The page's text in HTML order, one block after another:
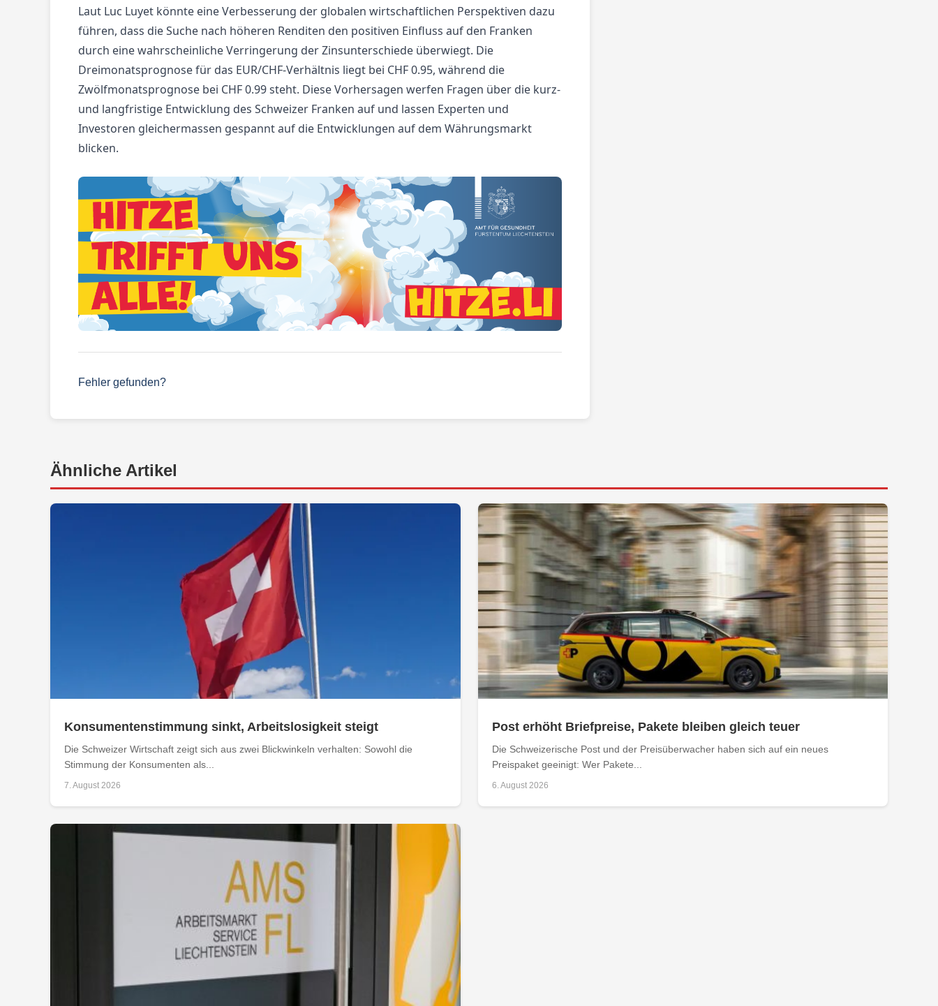
Laut Luc Luyet könnte eine Verbesserung der globalen wirtschaftlichen Perspektiven dazu
führen, dass die Suche nach höheren Renditen den positiven Einfluss auf den Franken
durch eine wahrscheinliche Verringerung der Zinsunterschiede überwiegt. Die
Dreimonatsprognose für das EUR/CHF-Verhältnis liegt bei CHF 0.95, während die
Zwölfmonatsprognose bei CHF 0.99 steht. Diese Vorhersagen werfen Fragen über die kurz-
und langfristige Entwicklung des Schweizer Franken auf und lassen Experten und
Investoren gleichermassen gespannt auf die Entwicklungen auf dem Währungsmarkt
blicken.
Fehler gefunden?
Ähnliche Artikel
Konsumentenstimmung sinkt, Arbeitslosigkeit steigt
Die Schweizer Wirtschaft zeigt sich aus zwei Blickwinkeln verhalten: Sowohl die
Stimmung der Konsumenten als...
7. August 2026
Post erhöht Briefpreise, Pakete bleiben gleich teuer
Die Schweizerische Post und der Preisüberwacher haben sich auf ein neues
Preispaket geeinigt: Wer Pakete...
6. August 2026